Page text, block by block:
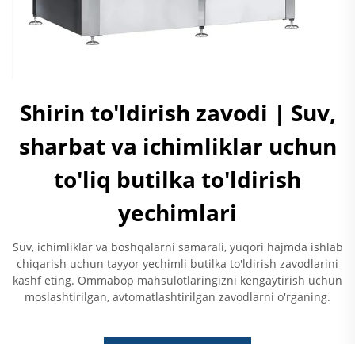
Shirin to'ldirish zavodi | Suv,
sharbat va ichimliklar uchun
to'liq butilka to'ldirish
yechimlari
Suv, ichimliklar va boshqalarni samarali, yuqori hajmda ishlab
chiqarish uchun tayyor yechimli butilka to'ldirish zavodlarini
kashf eting. Ommabop mahsulotlaringizni kengaytirish uchun
moslashtirilgan, avtomatlashtirilgan zavodlarni o'rganing.